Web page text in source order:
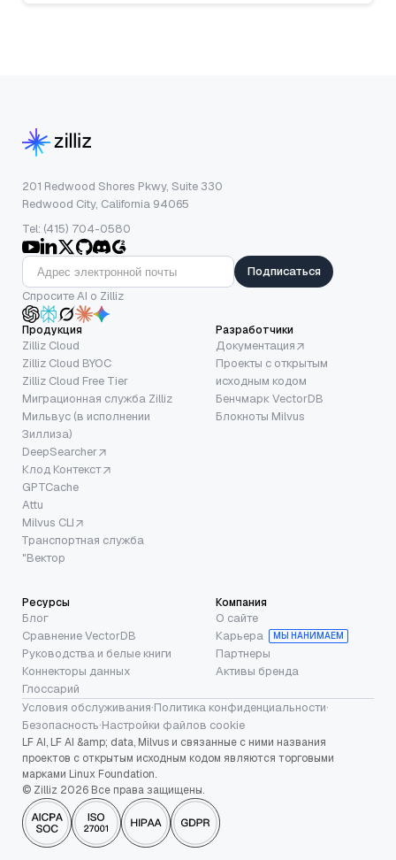
201 Redwood Shores Pkwy, Suite 330
Redwood City, California 94065
Tel: (415) 704-0580
Подписаться
Спросите AI о Zilliz
Продукция
Zilliz Cloud
Zilliz Cloud BYOC
Zilliz Cloud Free Tier
Миграционная служба Zilliz
Мильвус (в исполнении
Зиллиза)
DeepSearcher
Клод Контекст
GPTCache
Attu
Milvus CLI
Транспортная служба
"Вектор
Разработчики
Документация
Проекты с открытым
исходным кодом
Бенчмарк VectorDB
Блокноты Milvus
Ресурсы
Блог
Сравнение VectorDB
Руководства и белые книги
Коннекторы данных
Глоссарий
Компания
О сайте
Карьера
МЫ НАНИМАЕМ
Партнеры
Активы бренда
Условия обслуживания·Политика конфиденциальности·
Безопасность·Настройки файлов cookie
LF AI, LF AI &amp; data, Milvus и связанные с ними названия
проектов с открытым исходным кодом являются торговыми
марками Linux Foundation.
© Zilliz 2026 Все права защищены.